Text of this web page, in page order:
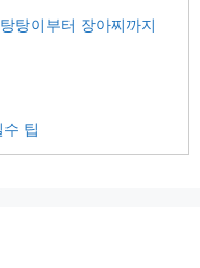
탕이부터 장아찌까지
팁